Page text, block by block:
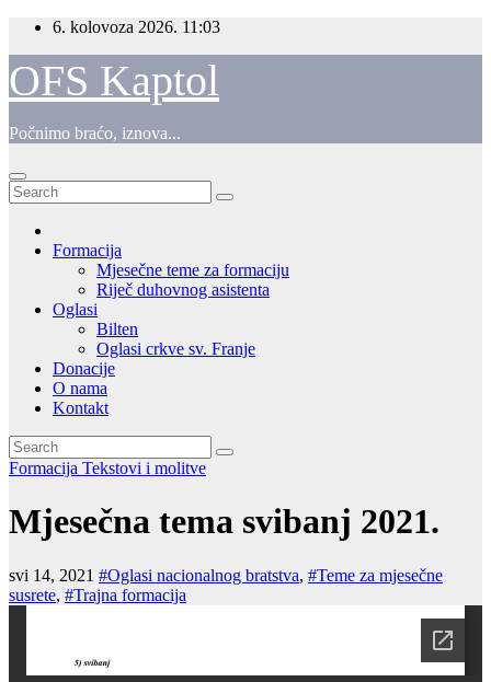
Skip
content
6. kolovoza 2026. 11:03
OFS Kaptol
Počnimo braćo, iznova...
Formacija
Mjesečne teme za formaciju
Riječ duhovnog asistenta
Oglasi
Bilten
Oglasi crkve sv. Franje
Donacije
O nama
Kontakt
Formacija Tekstovi i molitve
Mjesečna tema svibanj 2021.
svi 14, 2021 #Oglasi nacionalnog bratstva, #Teme za mjesečne
susrete, #Trajna formacija